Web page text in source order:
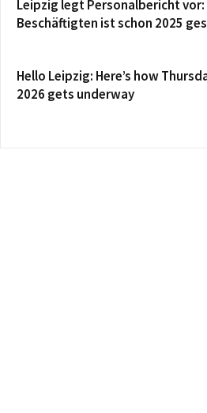
Leipzig legt Personalbericht
Beschäftigten ist schon 2025
Hello Leipzig: Here’s how
2026 gets underway